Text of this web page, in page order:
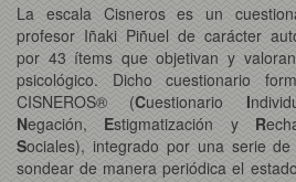
La escala Cisneros es un
profesor Iñaki Piñuel de carácter
por 43 ítems que objetivan y
psicológico. Dicho cuestionario
CISNEROS® (Cuestionario I
Negación, Estigmatización y R
Sociales), integrado por una serie
sondear de manera periódica el